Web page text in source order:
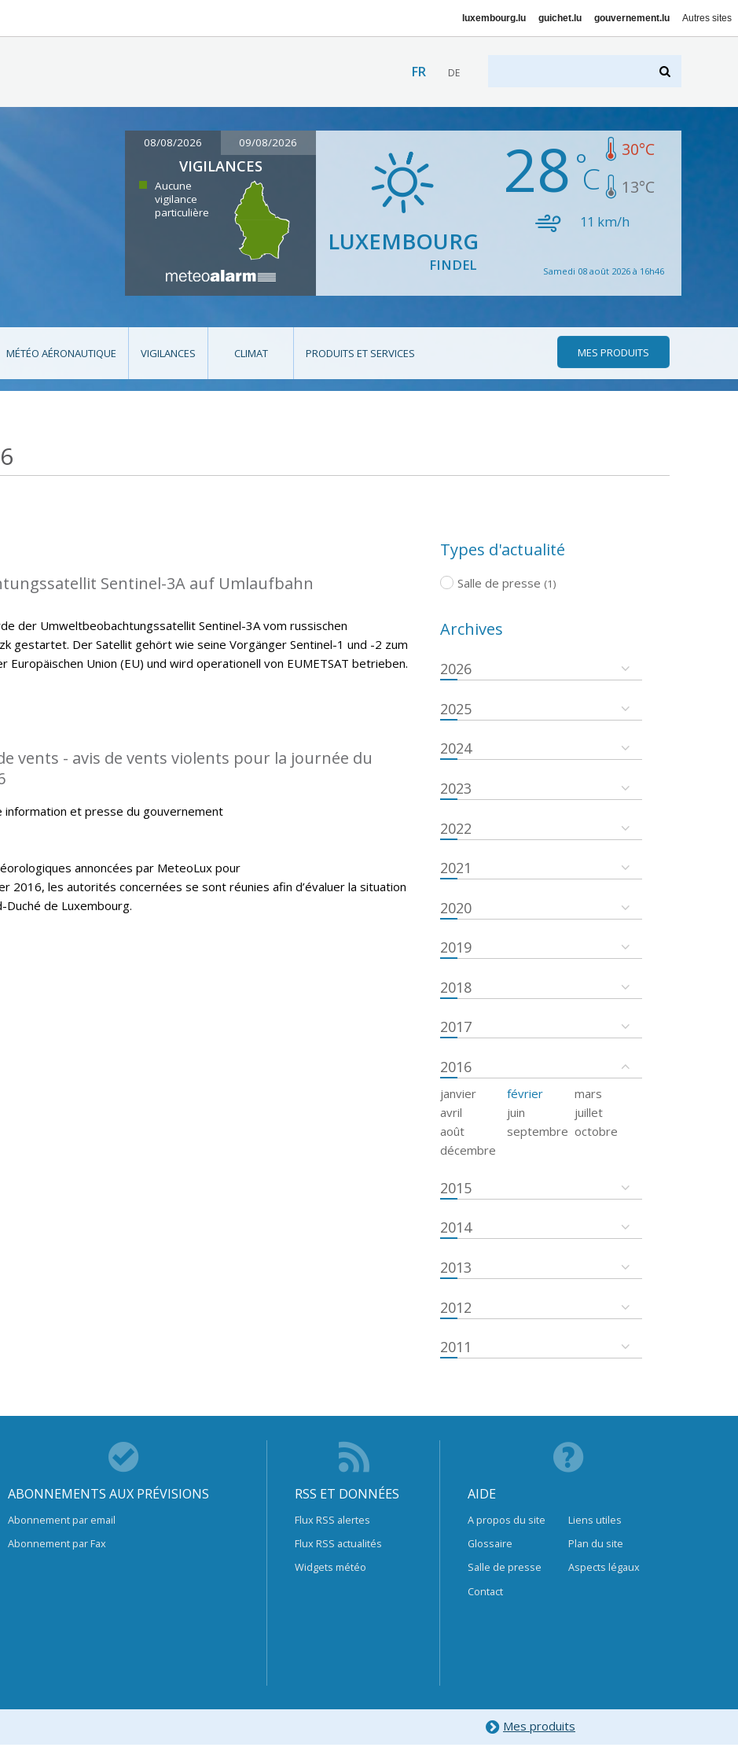
luxembourg.lu guichet.lu gouvernement.lu Autres sites
FR DE
08/08/2026 09/08/2026
VIGILANCES
Aucune
vigilance
particulière
LUXEMBOURG
FINDEL
28 30°C
13°C
11 km/h
Samedi 08 août 2026 à 16h46
MÉTÉO AÉRONAUTIQUE VIGILANCES CLIMAT PRODUITS ET SERVICES MES PRODUITS
Sentinel-3A auf Umlaufbahn
der Umweltbeobachtungssatellit Sentinel-3A vom russischen
gestartet. Der Satellit gehört wie seine Vorgänger Sentinel-1 und -2 zum
Europäischen Union (EU) und wird operationell von EUMETSAT betrieben.
vents - avis de vents violents pour la journée du
information et presse du gouvernement
annoncées par MeteoLux pour
2016, les autorités concernées se sont réunies afin d’évaluer la situation
de Luxembourg.
Types d'actualité
Salle de presse (1)
Archives
2026
2025
2024
2023
2022
2021
2020
2019
2018
2017
2016
janvier février
mars
avril
juin
juillet
août
septembre octobre
décembre
2015
2014
2013
2012
2011
ABONNEMENTS AUX PRÉVISIONS
Abonnement par email
Abonnement par Fax
RSS ET DONNÉES
Flux RSS alertes
Flux RSS actualités
Widgets météo
AIDE
A propos du site
Glossaire
Salle de presse
Contact
Liens utiles
Plan du site
Aspects légaux
Mes produits